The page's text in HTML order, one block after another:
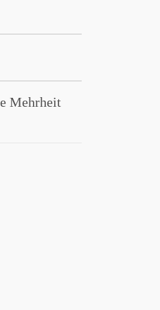
Mehrheit